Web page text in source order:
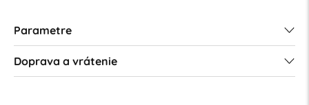
Parametre
Doprava a vrátenie